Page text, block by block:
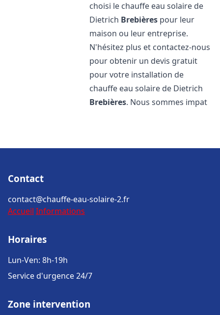
choisi le chauffe eau solaire de
Dietrich Brebières pour leur
maison ou leur entreprise.
N'hésitez plus et contactez-nous
pour obtenir un devis gratuit
pour votre installation de
chauffe eau solaire de Dietrich
Brebières. Nous sommes impat
Contact
contact@chauffe-eau-solaire-2.fr
Accueil Informations
Horaires
Lun-Ven: 8h-19h
Service d'urgence 24/7
Zone intervention